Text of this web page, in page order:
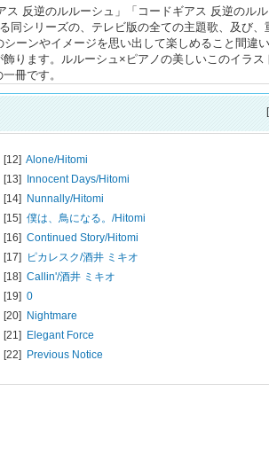
反逆のルルーシュ」「コードギアス 反逆のルル
同シリーズの、テレビ版の全ての主題歌、及び、
ーンやイメージを思い出して楽しめること間違
ります。ルルーシュ×ピアノの美しいこのイラス
冊です。
[12] Alone/Hitomi
[13] Innocent Days/Hitomi
[14] Nunnally/Hitomi
[15] 僕は、鳥になる。/Hitomi
[16] Continued Story/Hitomi
[17] ピカレスク/酒井 ミキオ
[18] Callin'/酒井 ミキオ
[19] 0
[20] Nightmare
[21] Elegant Force
[22] Previous Notice